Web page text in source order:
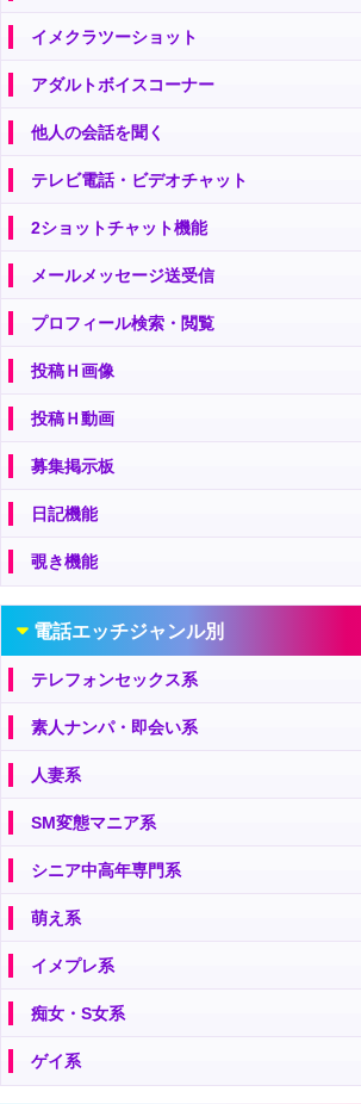
イメクラツーショット
アダルトボイスコーナー
他人の会話を聞く
テレビ電話・ビデオチャット
2ショットチャット機能
メールメッセージ送受信
プロフィール検索・閲覧
投稿Ｈ画像
投稿Ｈ動画
募集掲示板
日記機能
覗き機能
電話エッチジャンル別
テレフォンセックス系
素人ナンパ・即会い系
人妻系
SM変態マニア系
シニア中高年専門系
萌え系
イメプレ系
痴女・S女系
ゲイ系